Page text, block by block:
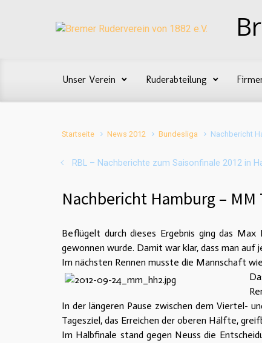
Unser Verein Ruderabteilung
Startseite News 2012 Bundesliga Nachbericht
RBL – Nachberichte zum Saisonfinale 2012 in
Nachbericht Hamburg – MM
Beflügelt durch dieses Ergebnis ging das
gewonnen wurde. Damit war klar, dass man auf
Im nächsten Rennen musste die Mannschaft
In der längeren Pause zwischen dem Viertel-
Tagesziel, das Erreichen der oberen Hälfte,
Im Halbfinale stand gegen Neuss die